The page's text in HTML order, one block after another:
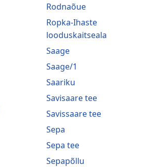
Rodnaõue
Ropka-Ihaste
looduskaitseala
Saage
Saage/1
Saariku
Savisaare tee
Savissaare tee
Sepa
Sepa tee
Sepapõllu